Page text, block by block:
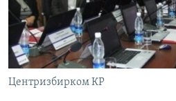
Центризбирком КР